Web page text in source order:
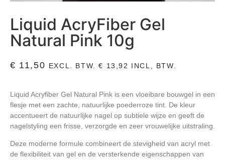
Liquid AcryFiber Gel
Natural Pink 10g
€ 11,50 EXCL. BTW.€ 13,92 INCL, BTW.
Liquid Acryfiber Gel Natural Pink is een vloeibare bouwgel in een
flesje met een zachte, natuurlijke poederroze tint. De kleur
accentueert de natuurlijke nagel op subtiele wijze en geeft de
nagelstyling een frisse, verzorgde en zeer vrouwelijke uitstraling.
Deze moderne formule combineert de stevigheid van acryl met
de flexibiliteit van gel en de versterkende eigenschappen van